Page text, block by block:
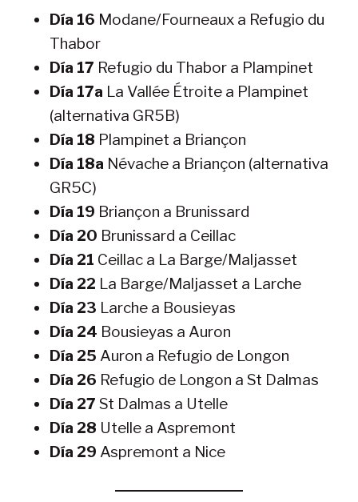
Día 16 Modane/Fourneaux a Refugio du
Thabor
Día 17 Refugio du Thabor a Plampinet
Día 17a La Vallée Étroite a Plampinet
(alternativa GR5B)
Día 18 Plampinet a Briançon
Día 18a Névache a Briançon (alternativa
GR5C)
Día 19 Briançon a Brunissard
Día 20 Brunissard a Ceillac
Día 21 Ceillac a La Barge/Maljasset
Día 22 La Barge/Maljasset a Larche
Día 23 Larche a Bousieyas
Día 24 Bousieyas a Auron
Día 25 Auron a Refugio de Longon
Día 26 Refugio de Longon a St Dalmas
Día 27 St Dalmas a Utelle
Día 28 Utelle a Aspremont
Día 29 Aspremont a Nice